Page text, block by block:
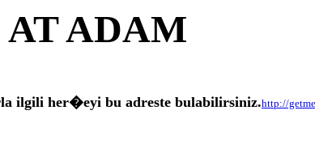
AT ADAM
ilgili her�eyi bu adreste bulabilirsiniz.http://